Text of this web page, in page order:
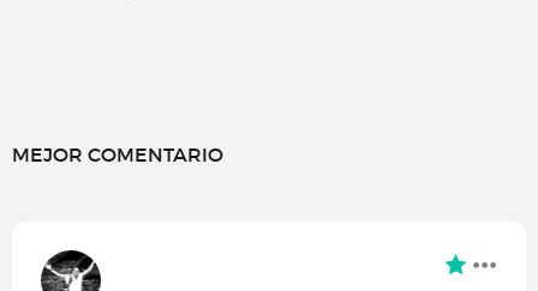
MEJOR COMENTARIO